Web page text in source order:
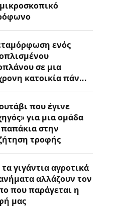
ενός
σε μια
κατοικία πάνω
που έγινε
για μια ομάδα
στην
τροφής
γιγάντια αγροτικά
αλλάζουν τον
που παράγεται η
μας